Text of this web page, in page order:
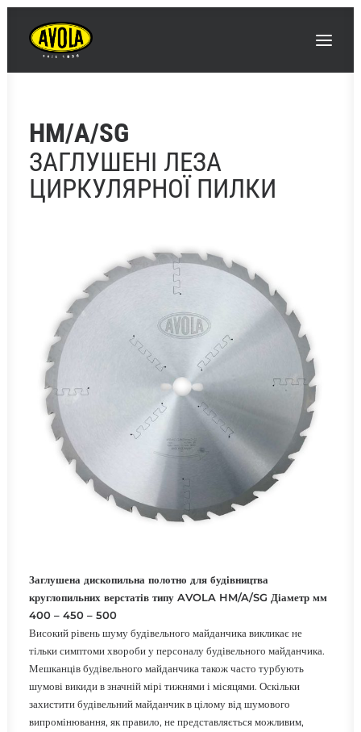
АВОЛА
ІННОВАЦІЇ / НОВИНИ
КОНТАКТИ ТА ВКАЗІВКИ
ШУКАТИ
HM/A/SG
ЗАГЛУШЕНІ ЛЕЗА
ЦИРКУЛЯРНОЇ ПИЛКИ
Заглушена дископильна полотно для будівництва
круглопильних верстатів типу AVOLA HM/A/SG Діаметр мм
400 – 450 – 500
Високий рівень шуму будівельного майданчика викликає не
тільки симптоми хвороби у персоналу будівельного майданчика.
Мешканців будівельного майданчика також часто турбують
шумові викиди в значній мірі тижнями і місяцями. Оскільки
захистити будівельний майданчик в цілому від шумового
випромінювання, як правило, не представляється можливим,